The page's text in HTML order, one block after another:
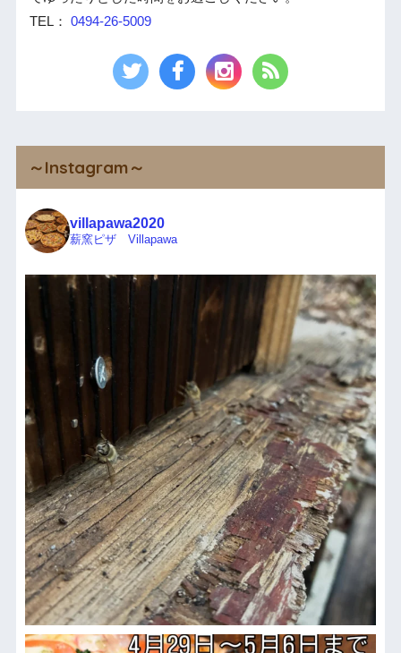
TEL： 0494-26-5009
～Instagram～
villapawa2020
薪窯ピザ Villapawa